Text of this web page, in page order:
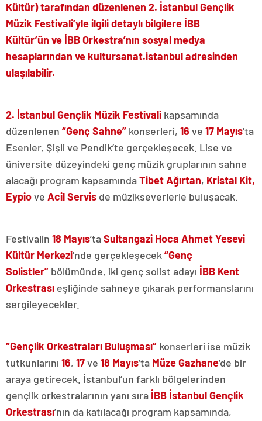
Kültür) tarafından düzenlenen 2. İstanbul Gençlik
Müzik Festivali’yle ilgili detaylı bilgilere İBB
Kültür’ün ve İBB Orkestra’nın sosyal medya
hesaplarından ve kultursanat.istanbuladresinden
ulaşılabilir.
2. İstanbul Gençlik Müzik Festivali kapsamında
düzenlenen “Genç Sahne” konserleri, 16 ve 17 Mayıs’ta
Esenler, Şişli ve Pendik’te gerçekleşecek. Lise ve
üniversite düzeyindeki genç müzik gruplarının sahne
alacağı program kapsamındaTibet Ağırtan, Kristal Kit,
Eypiove Acil Servis de müzikseverlerle buluşacak.
Festivalin 18 Mayıs’taSultangazi Hoca AhmetYesevi
Kültür Merkezi’nde gerçekleşecek “Genç
Solistler” bölümünde, iki genç solist adayı İBB Kent
Orkestrası eşliğinde sahneye çıkarak performanslarını
sergileyecekler.
“Gençlik Orkestraları Buluşması” konserleri ise müzik
tutkunlarını 16, 17ve 18 Mayıs’ta Müze Gazhane’de bir
araya getirecek. İstanbul’un farklı bölgelerinden
gençlik orkestralarının yanı sıra İBB İstanbul Gençlik
Orkestrası’nın da katılacağı program kapsamında,